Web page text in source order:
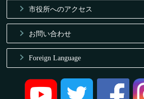
市役所へのアクセス
お問い合わせ
Foreign Language